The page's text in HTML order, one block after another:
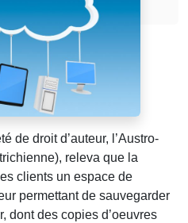
de droit d’auteur, l’Austro-
releva que la
clients un espace de
permettant de sauvegarder
dont des copies d’oeuvres